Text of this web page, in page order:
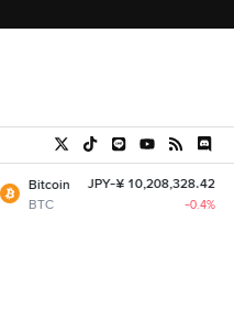
JPY-¥ 10,208,328.42
ETH